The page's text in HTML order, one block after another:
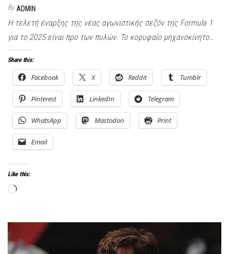
By ADMIN
Η τελετή έναρξης της νέας αγωνιστικής σεζόν της Formula 1
για το 2025 είναι προ των πυλών. Το κορυφαίο μηχανοκίνητο…
Share this:
Facebook X Reddit Tumblr
Pinterest LinkedIn Telegram
WhatsApp Mastodon Print
Email
Like this:
Loading…